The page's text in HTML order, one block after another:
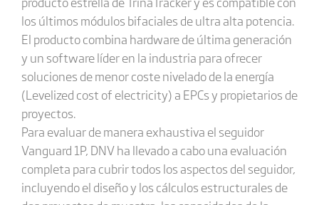
los últimos módulos bifaciales de ultra alta potencia.
El producto combina hardware de última generación
y un software líder en la industria para ofrecer
soluciones de menor coste nivelado de la energía
(Levelized cost of electricity) a EPCs y propietarios de
proyectos.
Para evaluar de manera exhaustiva el seguidor
Vanguard 1P, DNV ha llevado a cabo una evaluación
completa para cubrir todos los aspectos del seguidor,
incluyendo el diseño y los cálculos estructurales de